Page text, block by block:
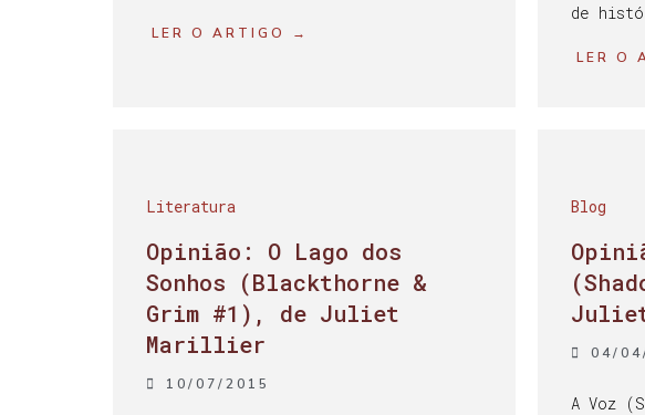
LER O ARTIGO →
de
LER O
Literatura
Opinião: O Lago dos
Sonhos (Blackthorne &
Grim #1), de Juliet
Marillier
10/07/2015
Blog
04/
A Voz